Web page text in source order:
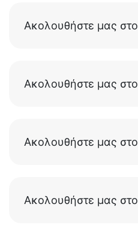
Ακολουθήστε μας στο
Ακολουθήστε μας στο
Ακολουθήστε μας στο
Ακολουθήστε μας στο